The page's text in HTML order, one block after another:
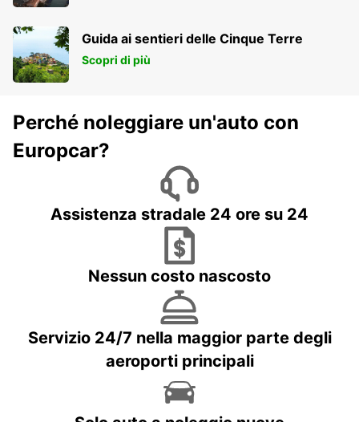
Guida ai sentieri delle Cinque Terre
Scopri di più
Perché noleggiare un'auto con
Europcar?
Assistenza stradale 24 ore su 24
Nessun costo nascosto
Servizio 24/7 nella maggior parte degli
aeroporti principali